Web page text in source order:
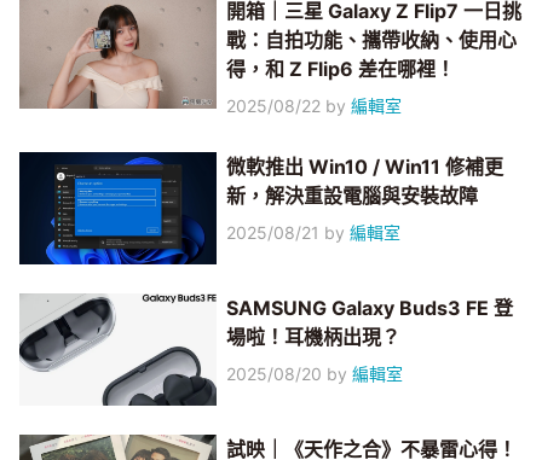
開箱｜三星 Galaxy Z Flip7 一日挑
戰：自拍功能、攜帶收納、使用心
得，和 Z Flip6 差在哪裡！
2025/08/22 by編輯室
微軟推出 Win10 / Win11 修補更
新，解決重設電腦與安裝故障
2025/08/21 by編輯室
SAMSUNG Galaxy Buds3 FE 登
場啦！耳機柄出現？
2025/08/20 by編輯室
試映｜《天作之合》不暴雷心得！